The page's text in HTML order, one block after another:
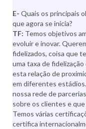
E- Quais os principais
que agora se inicia?
TF: Temos objetivos
evoluir e inovar.
fidelizados, coisa que
uma taxa de
esta relação de
em diferentes
nossa rede de
sobre os clientes e
Temos várias
certifica